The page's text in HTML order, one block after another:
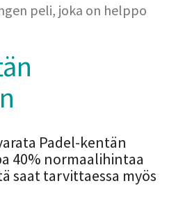
peli, joka on helppo
Padel-kentän
40% normaalihintaa
saat tarvittaessa myös